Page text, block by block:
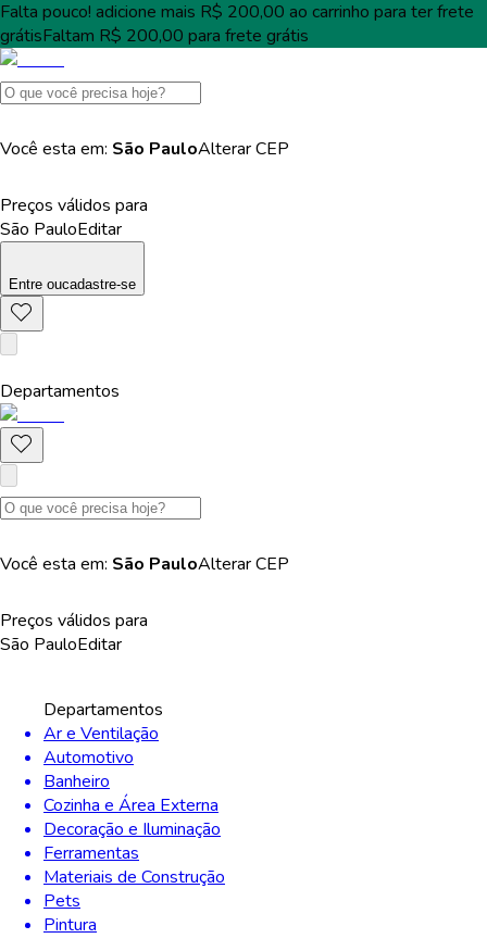
Falta pouco! adicione mais R$ 200,00 ao carrinho para terfrete
grátisFaltam R$ 200,00 para frete grátis
Você esta em: São PauloAlterarCEP
Preços válidos para
São PauloEditar
Entre oucadastre-se
Departamentos
Você esta em: São PauloAlterarCEP
Preços válidos para
São PauloEditar
Departamentos
Ar e Ventilação
Automotivo
Banheiro
Cozinha e Área Externa
Decoração e Iluminação
Ferramentas
Materiais de Construção
Pets
Pintura